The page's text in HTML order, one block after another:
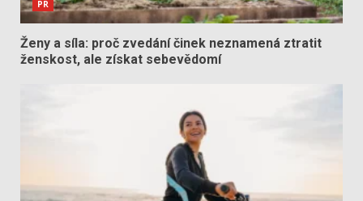
PR
Ženy a síla: proč zvedání činek neznamená ztratit
ženskost, ale získat sebevědomí